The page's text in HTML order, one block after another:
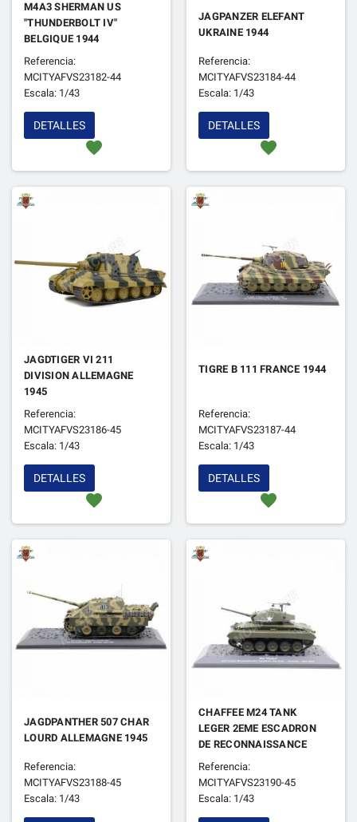
M4A3 SHERMAN US
"THUNDERBOLT IV"
BELGIQUE 1944
Referencia:
MCITYAFVS23182-44
Escala: 1/43
favorite
DETALLES
JAGPANZER ELEFANT
UKRAINE 1944
Referencia:
MCITYAFVS23184-44
Escala: 1/43
favorite
DETALLES
JAGDTIGER VI 211
DIVISION ALLEMAGNE
1945
Referencia:
MCITYAFVS23186-45
Escala: 1/43
favorite
DETALLES
TIGRE B 111 FRANCE 1944
Referencia:
MCITYAFVS23187-44
Escala: 1/43
favorite
DETALLES
JAGDPANTHER 507 CHAR
LOURD ALLEMAGNE 1945
Referencia:
MCITYAFVS23188-45
Escala: 1/43
CHAFFEE M24 TANK
LEGER 2EME ESCADRON
DE RECONNAISSANCE
ALLEMAGNE 1945
Referencia:
MCITYAFVS23190-45
Escala: 1/43